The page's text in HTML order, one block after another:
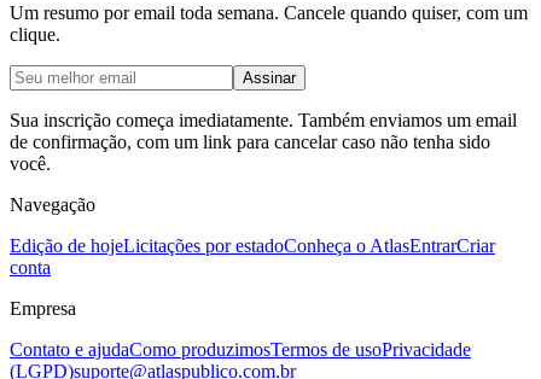
Um resumo por email toda semana. Cancele quando quiser, com um
clique.
Assinar
Sua inscrição começa imediatamente. Também enviamos um email
de confirmação, com um link para cancelar caso não tenha sido
você.
Navegação
Edição de hojeLicitações por estadoConheça o AtlasEntrarCriar
conta
Empresa
Contato e ajudaComo produzimosTermos de usoPrivacidade
(LGPD)suporte@atlaspublico.com.br